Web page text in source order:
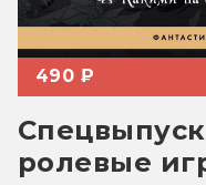
490 ₽
ролевые